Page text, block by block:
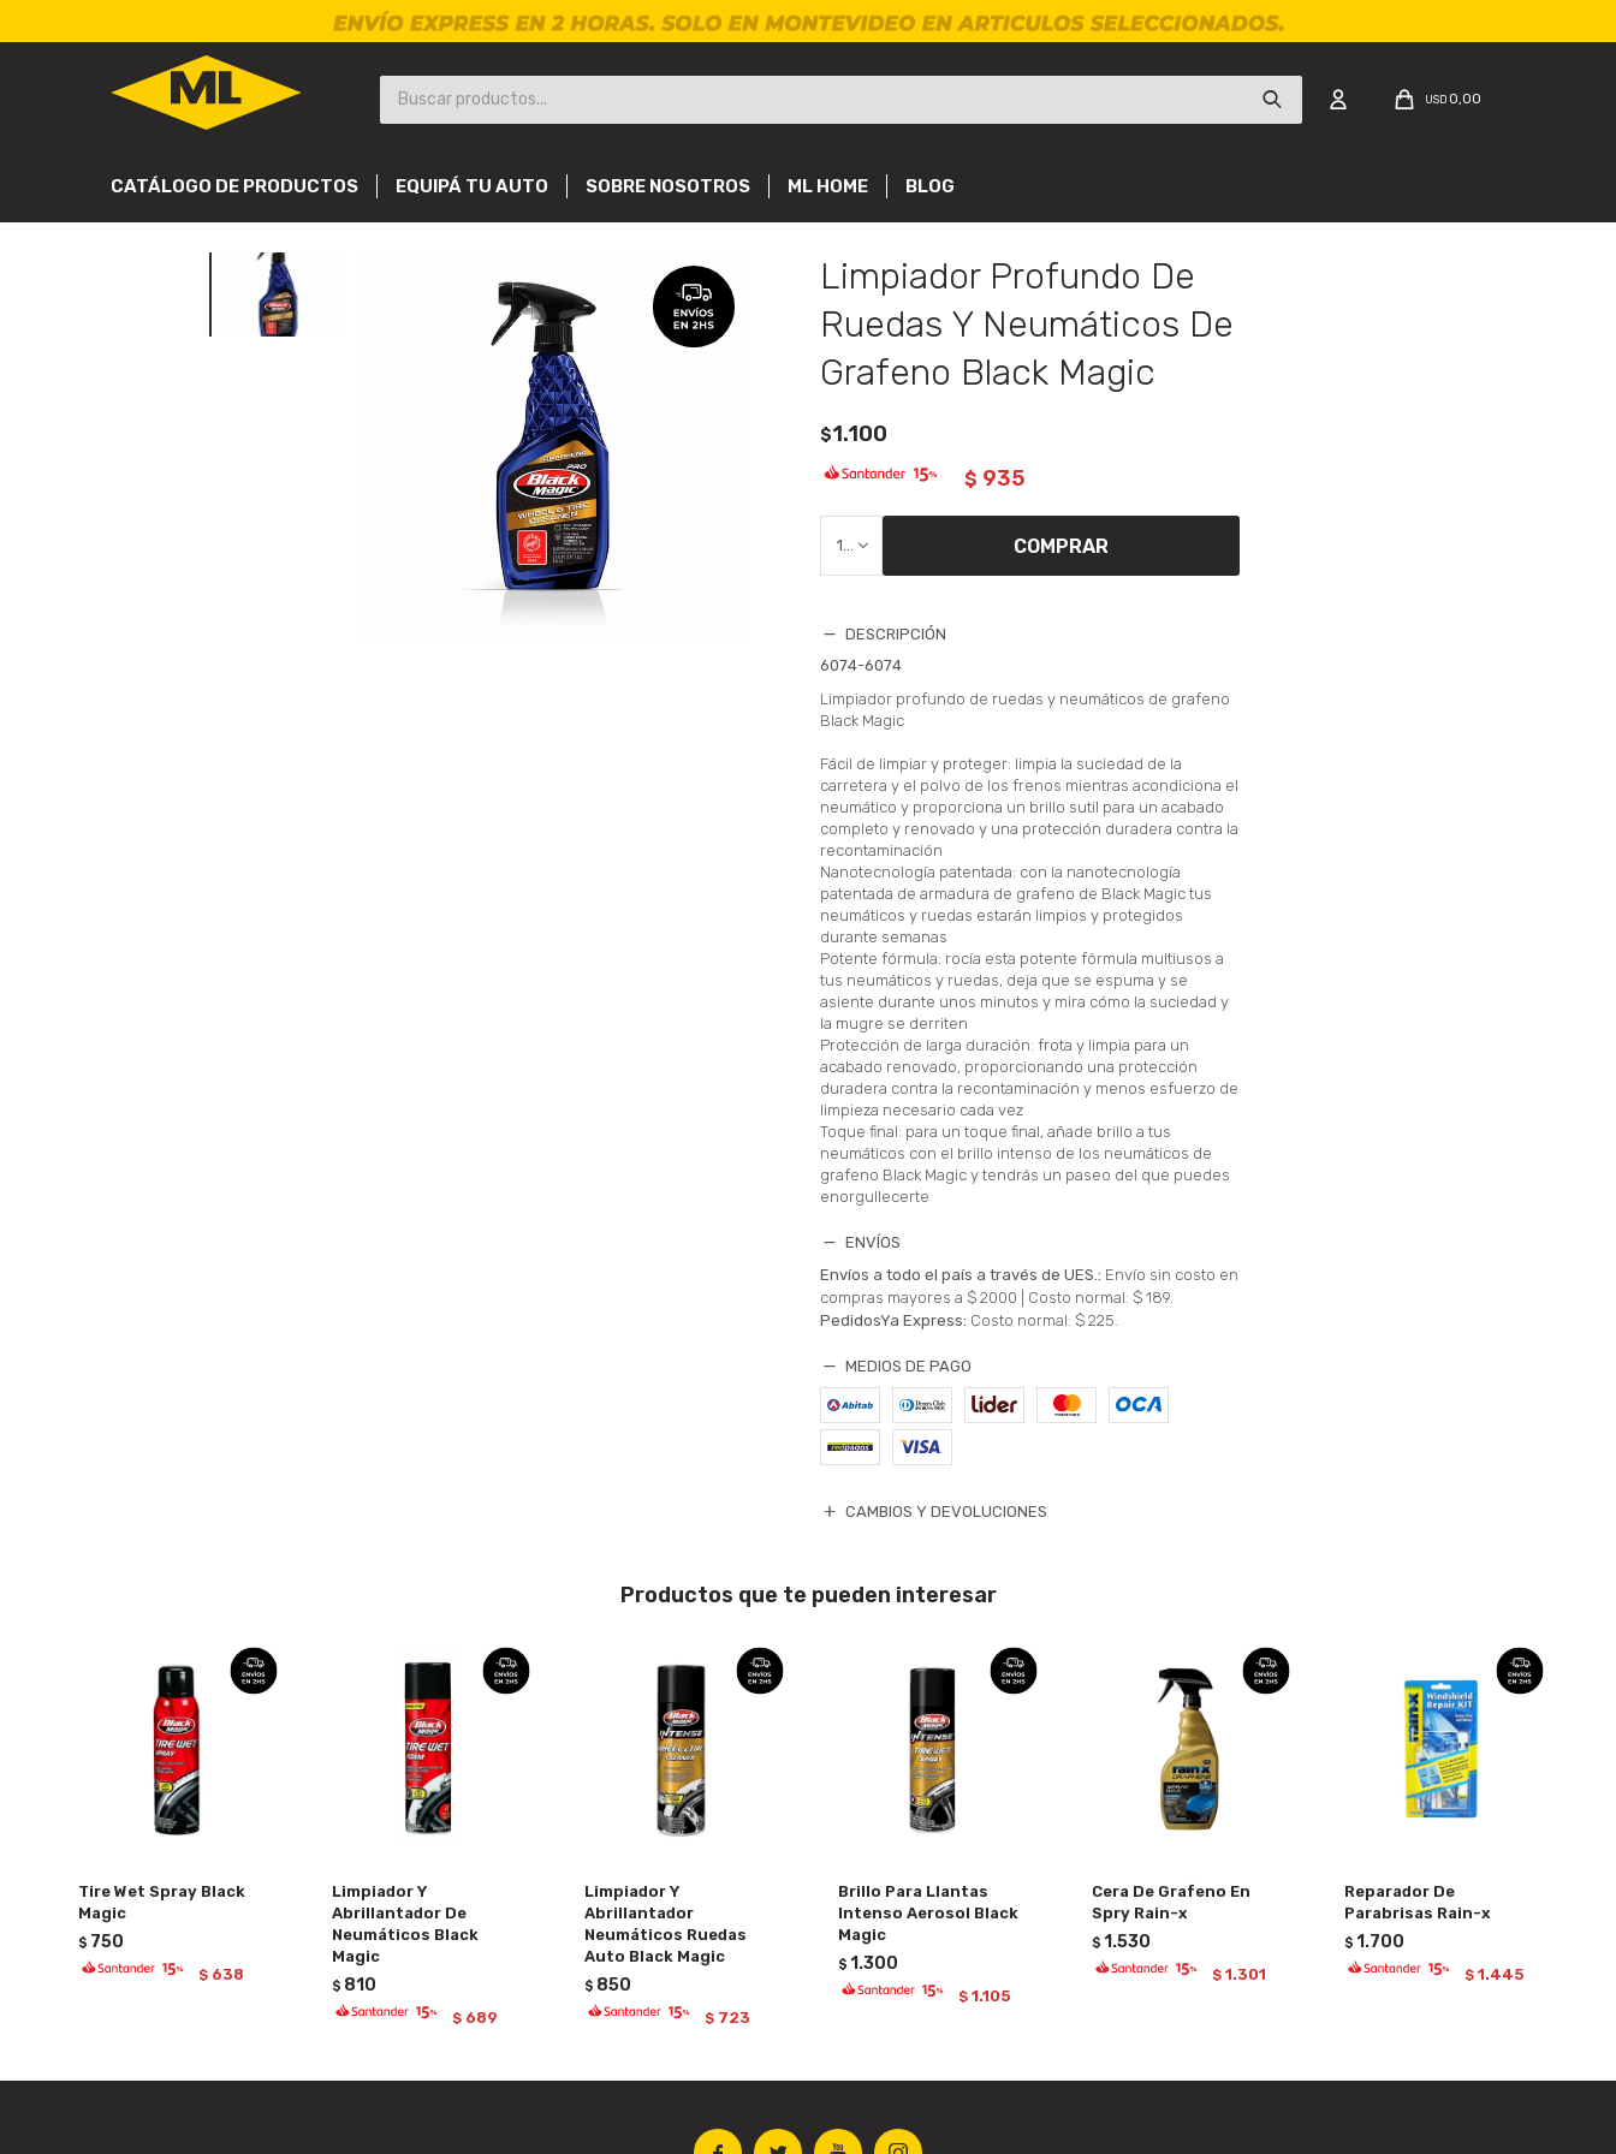
CATÁLOGO DE PRODUCTOS EQUIPÁ TU AUTO SOBRE NOSOTROS ML HOME BLOG
USD 0,00
Limpiador Profundo De
Ruedas Y Neumáticos De
Grafeno Black Magic
$1.100
$ 935
COMPRAR
DESCRIPCIÓN
6074-6074
Limpiador profundo de ruedas y neumáticos de grafeno
Black Magic
Fácil de limpiar y proteger: limpia la suciedad de la
carretera y el polvo de los frenos mientras acondiciona el
neumático y proporciona un brillo sutil para un acabado
completo y renovado y una protección duradera contra la
recontaminación
Nanotecnología patentada: con la nanotecnología
patentada de armadura de grafeno de Black Magic tus
neumáticos y ruedas estarán limpios y protegidos
durante semanas
Potente fórmula: rocía esta potente fórmula multiusos a
tus neumáticos y ruedas, deja que se espuma y se
asiente durante unos minutos y mira cómo la suciedad y
la mugre se derriten
Protección de larga duración: frota y limpia para un
acabado renovado, proporcionando una protección
duradera contra la recontaminación y menos esfuerzo de
limpieza necesario cada vez
Toque final: para un toque final, añade brillo a tus
neumáticos con el brillo intenso de los neumáticos de
grafeno Black Magic y tendrás un paseo del que puedes
enorgullecerte
ENVÍOS
Envíos a todo el país a través de UES.: Envío sin costo en
compras mayores a $ 2000 | Costo normal: $ 189.
PedidosYa Express: Costo normal: $ 225.
MEDIOS DE PAGO
CAMBIOS Y DEVOLUCIONES
Productos que te pueden interesar
Tire Wet Spray Black
Magic
$ 750
$ 638
Limpiador Y
Abrillantador De
Neumáticos Black
Magic
$ 810
$ 689
Limpiador Y
Abrillantador
Neumáticos Ruedas
Auto Black Magic
$ 850
$ 723
Brillo Para Llantas
Intenso Aerosol Black
Magic
$ 1.300
$ 1.105
Cera De Grafeno En
Spry Rain-x
$ 1.530
$ 1.301
Reparador De
Parabrisas Rain-x
$ 1.700
$ 1.445